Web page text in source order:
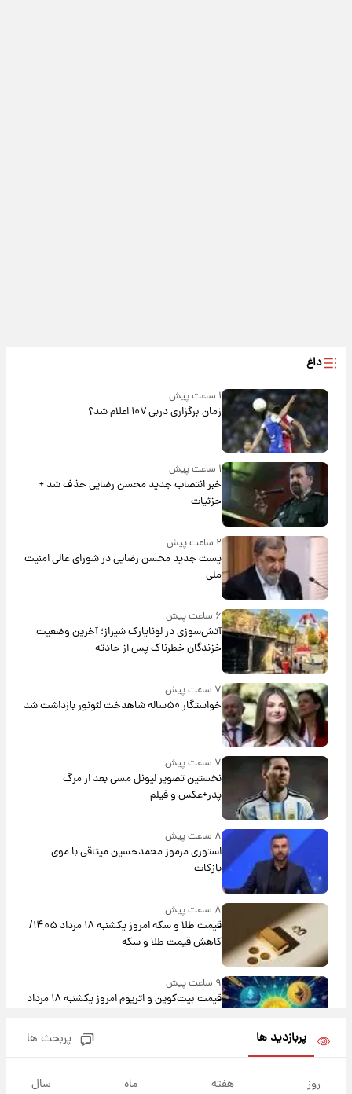
داغ
زمان برگزاری دربی ۱۰۷ اعلام شد؟
۱ ساعت پیش
خبر انتصاب جدید محسن رضایی حذف شد +
جزئیات
پست جدید محسن رضایی در شورای عالی امنیت
ملی
۶ ساعت پیش
آتش‌سوزی در لوناپارک شیراز؛ آخرین وضعیت
خزندگان خطرناک پس از حادثه
۷ ساعت پیش
خواستگار ۵۰ساله شاهدخت لئونور بازداشت شد
نخستین تصویر لیونل مسی بعد از مرگ
پدر+عکس و فیلم
۸ ساعت پیش
استوری مرموز محمدحسین میثاقی با موی
بازکات
قیمت طلا و سکه امروز یکشنبه ۱۸ مرداد ۱۴۰۵/
کاهش قیمت طلا و سکه
۹ ساعت پیش
قیمت بیت‌کوین و اتریوم امروز یکشنبه ۱۸ مرداد
پربازدید ها پربحث ها
روز هفته ماه سال